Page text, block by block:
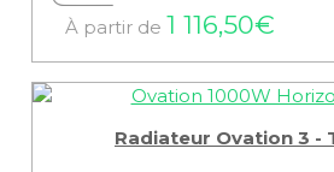
À partir de 1 116,50€
Radiateur Ovation 3 -